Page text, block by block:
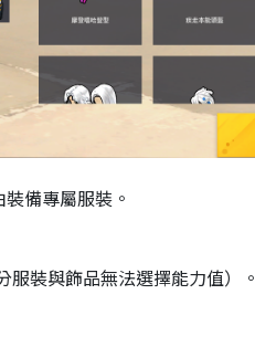
備專屬服裝。
裝與飾品無法選擇能力值）。